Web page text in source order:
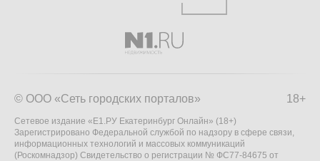
18+
© ООО «Сеть городских порталов»
Сетевое издание «Е1.РУ Екатеринбург Онлайн» (18+)
Зарегистрировано Федеральной службой по надзору в сфере связи,
информационных технологий и массовых коммуникаций
(Роскомнадзор) Свидетельство о регистрации № ФС77-84675 от